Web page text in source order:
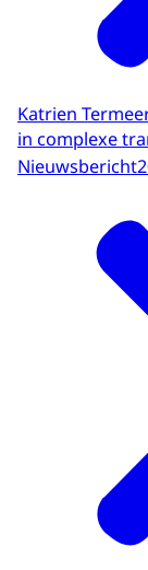
Katrien
in complexe
Nieuwsbericht